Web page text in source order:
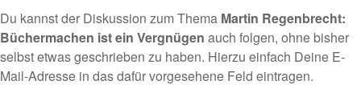
Du kannst der Diskussion zum Thema Martin Regenbrecht:
Büchermachen ist ein Vergnügen auch folgen, ohne bisher
selbst etwas geschrieben zu haben. Hierzu einfach Deine E-
Mail-Adresse in das dafür vorgesehene Feld eintragen.